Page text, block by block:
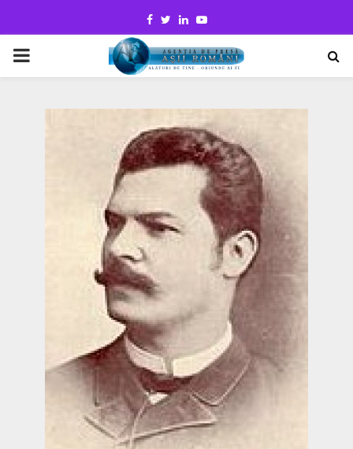
Facebook
TwitterLinkedinYoutube
PRIMARY